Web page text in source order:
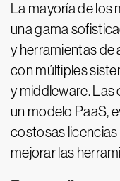
La mayoría de los
una gama
y herramientas de
con múltiples
y middleware. Las
un modelo PaaS,
costosas licencias
mejorar las